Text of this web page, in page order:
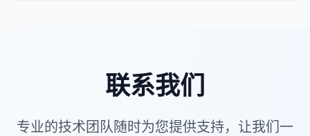
联系我们
专业的技术团队随时为您提供支持，让我们一